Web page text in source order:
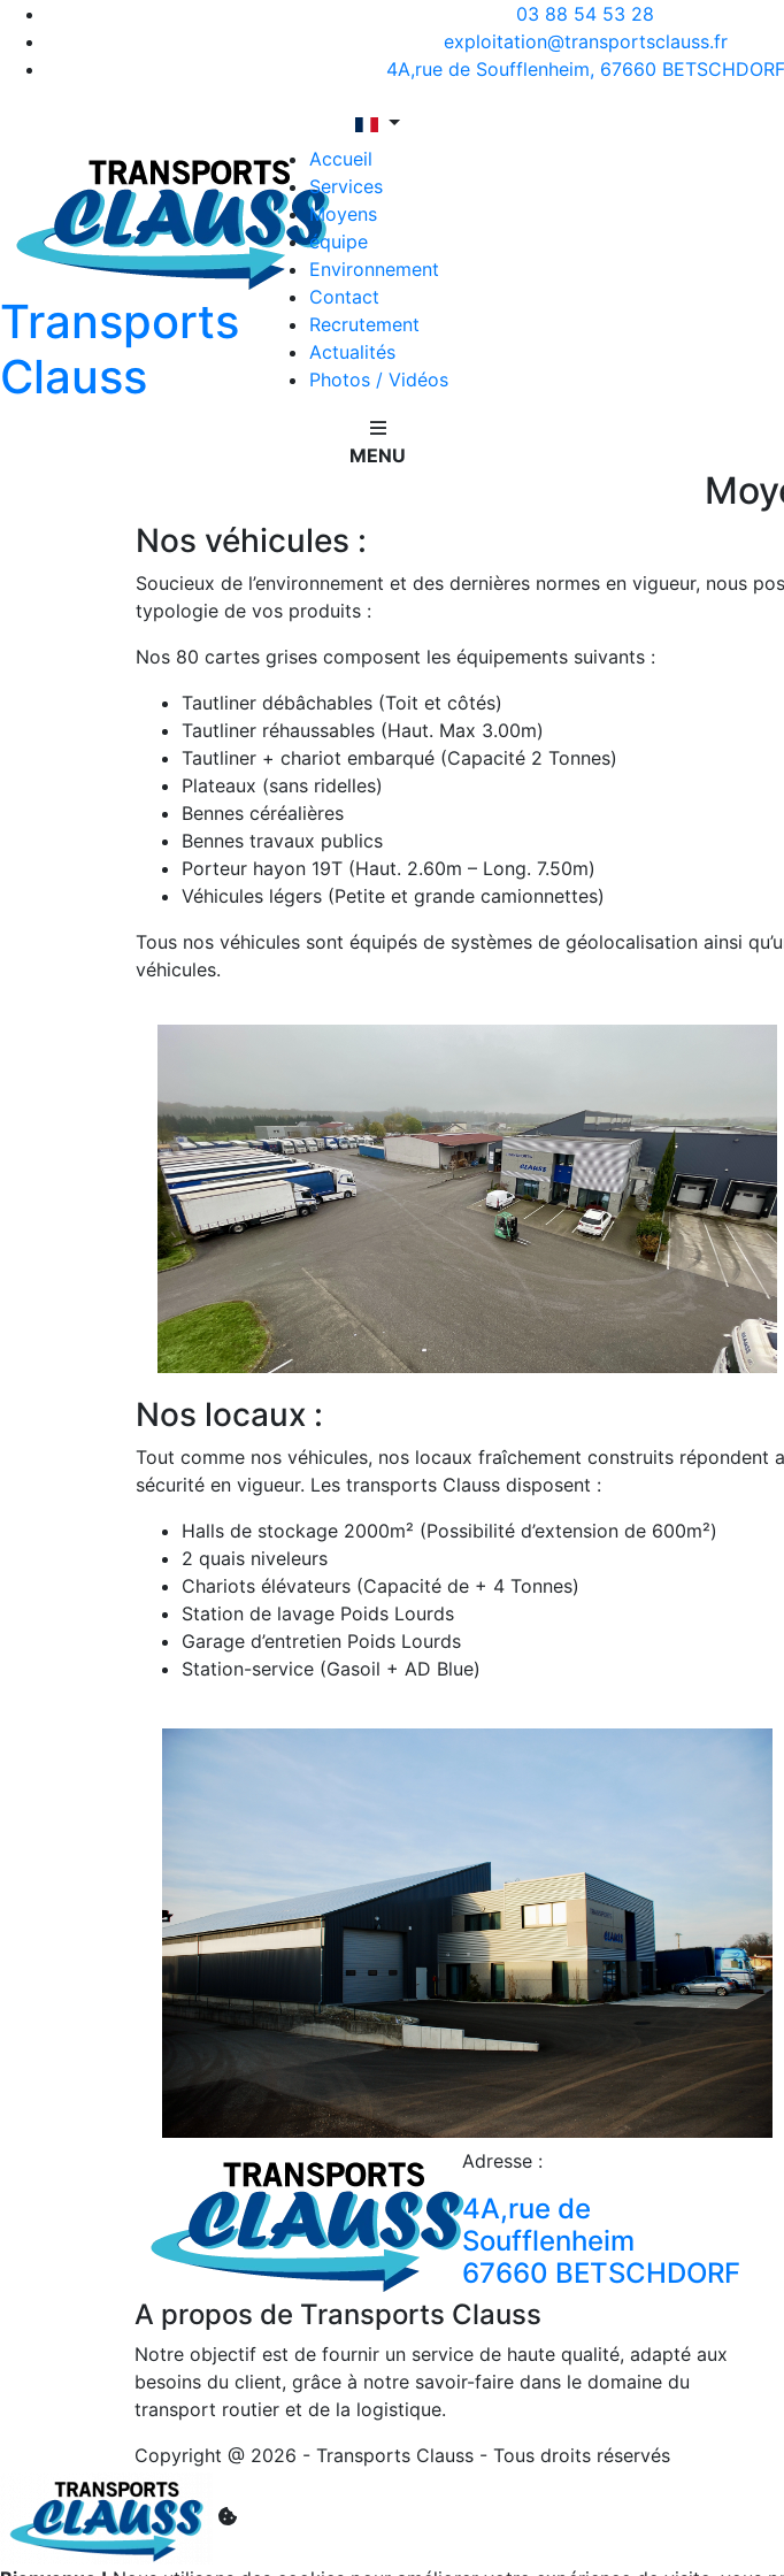
03 88 54 53 28
exploitation@transportsclauss.fr
4A,rue de Soufflenheim, 67660 BETSCHDORF
Transports
Clauss
Accueil
Services
Moyens
équipe
Environnement
Contact
Recrutement
Actualités
Photos / Vidéos
MENU
Nos véhicules :
Soucieux de l’environnement et des dernières normes en vigueur, nous
typologie de vos produits :
Nos 80 cartes grises composent les équipements suivants :
Tautliner débâchables (Toit et côtés)
Tautliner réhaussables (Haut. Max 3.00m)
Tautliner + chariot embarqué (Capacité 2 Tonnes)
Plateaux (sans ridelles)
Bennes céréalières
Bennes travaux publics
Porteur hayon 19T (Haut. 2.60m – Long. 7.50m)
Véhicules légers (Petite et grande camionnettes)
Tous nos véhicules sont équipés de systèmes de géolocalisation ainsi
véhicules.
Nos locaux :
Tout comme nos véhicules, nos locaux fraîchement construits répondent
sécurité en vigueur. Les transports Clauss disposent :
Halls de stockage 2000m² (Possibilité d’extension de 600m²)
2 quais niveleurs
Chariots élévateurs (Capacité de + 4 Tonnes)
Station de lavage Poids Lourds
Garage d’entretien Poids Lourds
Station-service (Gasoil + AD Blue)
Adresse :
4A,rue de
Soufflenheim
67660 BETSCHDORF
A propos de Transports Clauss
Notre objectif est de fournir un service de haute qualité, adapté aux
besoins du client, grâce à notre savoir-faire dans le domaine du
transport routier et de la logistique.
Copyright @ 2026 - Transports Clauss - Tous droits réservés